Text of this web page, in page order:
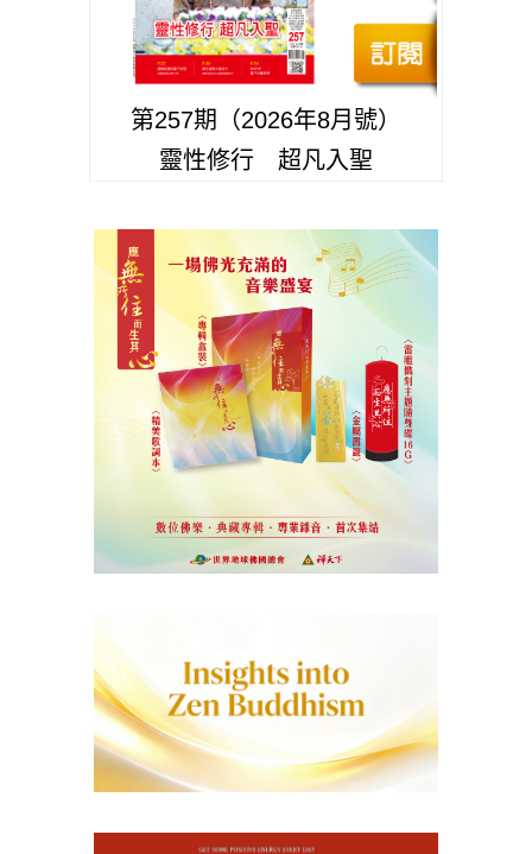
第257期（2026年8月號）
靈性修行 超凡入聖